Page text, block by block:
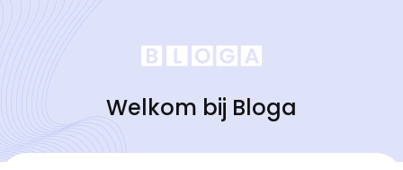
Welkom bij Bloga